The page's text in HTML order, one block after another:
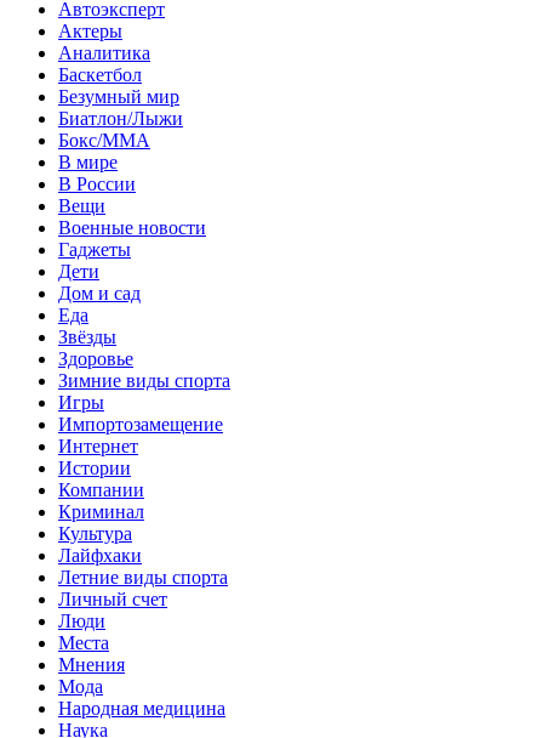
Автоэксперт
Актеры
Аналитика
Баскетбол
Безумный мир
Биатлон/Лыжи
Бокс/MMA
В мире
В России
Вещи
Военные новости
Гаджеты
Дети
Дом и сад
Еда
Звёзды
Здоровье
Зимние виды спорта
Игры
Импортозамещение
Интернет
Истории
Компании
Криминал
Культура
Лайфхаки
Летние виды спорта
Личный счет
Люди
Места
Мнения
Мода
Народная медицина
Наука